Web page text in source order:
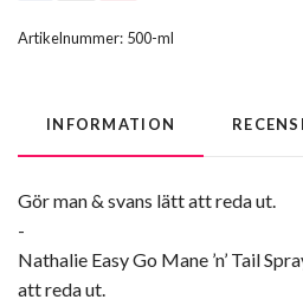
Artikelnummer: 500-ml
INFORMATION
Gör man & svans lätt att reda ut.
-
Nathalie Easy Go Mane ’n’ Tail
att reda ut.